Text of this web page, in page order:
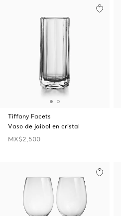
Tiffany Facets
Vaso de jaibol en cristal
MX$2,500